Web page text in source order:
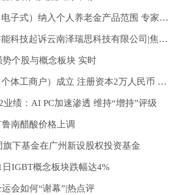
快消息！储蓄国债（电子式）纳入个人养老金产品范围 专家解读
因买卖合同纠纷，睿能科技起诉云南泽瑞思科技有限公司|焦点要闻
个股与概念板块 实时
五华区铭珍珠宝店（个体工商户）成立 注册资本2万人民币 聚看点
绩：AI PC加速渗透 维持“增持”评级
鲁南醋酸价格上调
下基金在广州新设股权投资基金
日IGBT概念板块跌幅达4%
会如何“谢幕”|热点评